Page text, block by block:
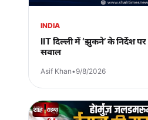
INDIA
IIT दिल्ली में ‘झुकने’ के निर्देश
सवाल
Asif Khan•9/8/2026